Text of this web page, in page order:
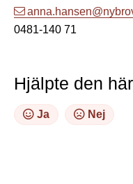
0481-140 71
Hjälpte den
Ja Nej